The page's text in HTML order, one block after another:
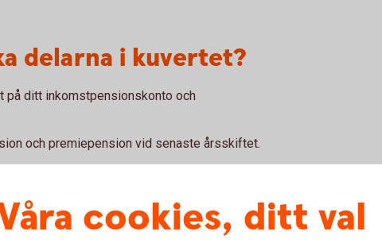
delarna i kuvertet?
på ditt inkomstpensionskonto och
och premiepension vid senaste årsskiftet.
du tjänade in till din pension baserat på din
-Om någon avlider innan pensionen är
pensionssparare.cookies, ditt val